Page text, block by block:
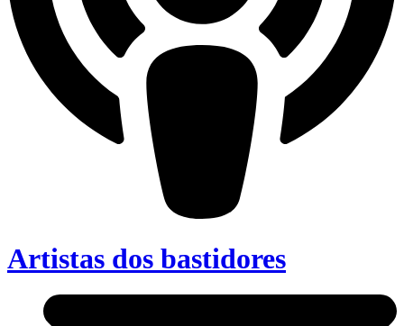
Artistas dos bastidores